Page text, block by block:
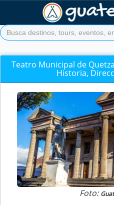
Teatro Municipal de
Historia,
Foto: